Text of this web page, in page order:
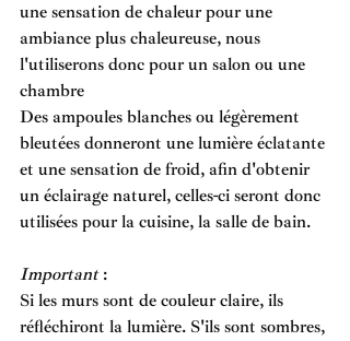
une sensation de chaleur pour une
ambiance plus chaleureuse, nous
l'utiliserons donc pour un salon ou une
chambre
Des ampoules blanches ou légèrement
bleutées donneront une lumière éclatante
et une sensation de froid, afin d'obtenir
un éclairage naturel, celles-ci seront donc
utilisées pour la cuisine, la salle de bain.
Important :
Si les murs sont de couleur claire, ils
réfléchiront la lumière. S'ils sont sombres,